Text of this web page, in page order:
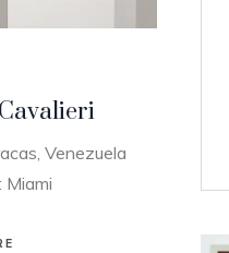
Venezuela
Miami